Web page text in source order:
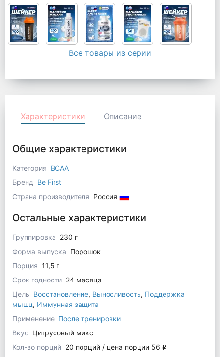
Все товары из серии
Характеристики Описание
Общие характеристики
Категория BCAA
Бренд
Be First
Страна производителя Россия
Остальные характеристики
Группировка 230 г
Форма выпуска Порошок
Порция 11,5 г
Срок годности 24 месяца
Цель Восстановление, Выносливость, Поддержка
мышц, Иммунная защита
Применение После тренировки
Вкус Цитрусовый микс
Кол-во порций 20 порций / цена порции 56 q